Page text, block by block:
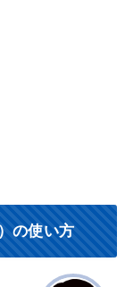
の使い方